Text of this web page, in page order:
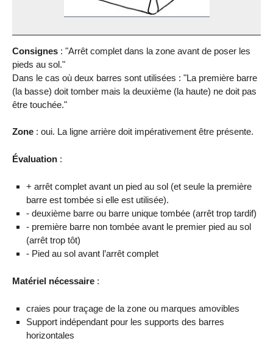
Consignes : "Arrêt complet dans la zone avant de poser les
pieds au sol."
Dans le cas où deux barres sont utilisées : "La première barre
(la basse) doit tomber mais la deuxième (la haute) ne doit pas
être touchée."
Zone : oui. La ligne arrière doit impérativement être présente.
Évaluation :
+ arrêt complet avant un pied au sol (et seule la première
barre est tombée si elle est utilisée).
- deuxième barre ou barre unique tombée (arrêt trop tardif)
- première barre non tombée avant le premier pied au sol
(arrêt trop tôt)
- Pied au sol avant l’arrêt complet
Matériel nécessaire :
craies pour traçage de la zone ou marques amovibles
Support indépendant pour les supports des barres
horizontales